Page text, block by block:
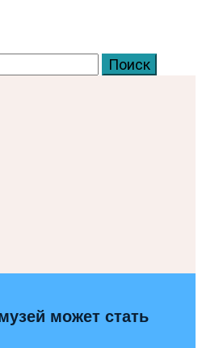
может стать